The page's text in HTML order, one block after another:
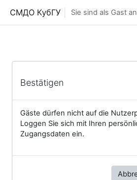
СМДО КубГУ Sie sind als Gast
Bestätigen
Gäste dürfen nicht auf die
Loggen Sie sich mit Ihren
Zugangsdaten ein.